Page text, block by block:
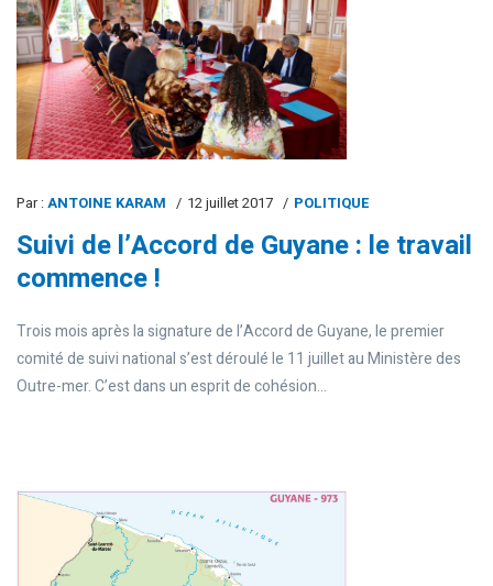
Par :ANTOINE KARAM 12 juillet 2017 POLITIQUE
Suivi de l’Accord de Guyane : le travail
commence !
Trois mois après la signature de l’Accord de Guyane, le premier
comité de suivi national s’est déroulé le 11 juillet au Ministère des
Outre-mer. C’est dans un esprit de cohésion...